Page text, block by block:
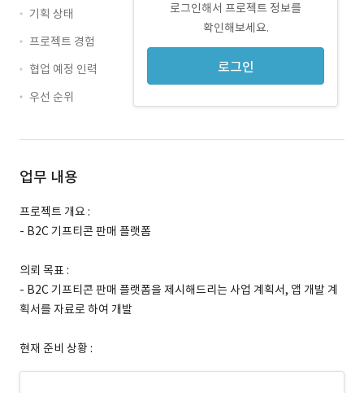
로그인해서 프로젝트 정보를
확인해보세요.
로그인
기획 상태
프로젝트 경험
협업 예정 인력
우선 순위
업무 내용
프로젝트 개요 :
- B2C 기프티콘 판매 플랫폼
의뢰 목표 :
- B2C 기프티콘 판매 플랫폼을 제시해드리는 사업 계획서, 앱 개발 계
획서를 자료로 하여 개발
현재 준비 상황 :